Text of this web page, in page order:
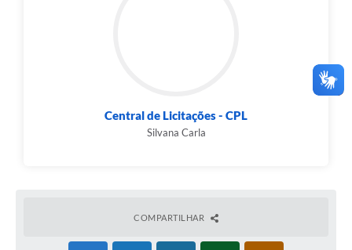
Central de Licitações - CPL
Silvana Carla
COMPARTILHAR